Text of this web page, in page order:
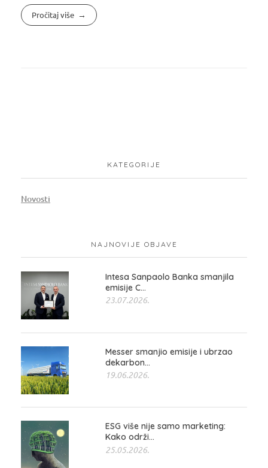
Pročitaj više
KATEGORIJE
Novosti
NAJNOVIJE OBJAVE
Intesa Sanpaolo Banka smanjila
emisije C...
23.07.2026.
Messer smanjio emisije i ubrzao
dekarbon...
19.06.2026.
ESG više nije samo marketing:
Kako održi...
25.05.2026.